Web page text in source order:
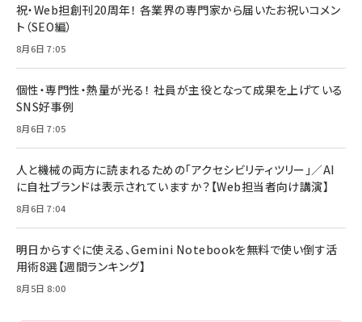
祝・Web担創刊20周年！ 各業界の専門家から届いたお祝いコメン
ト（SEO編）
8月6日 7:05
個性・専門性・熱量が光る！ 社員が主役となって成果を上げている
SNS好事例
8月6日 7:05
人と機械の両方に読まれるための「アクセシビリティツリー」／AI
に自社ブランドは表示されていますか？【Web担当者向け講演】
8月6日 7:04
明日からすぐに使える、Gemini Notebookを無料で使い倒す活
用術8選【週間ランキング】
8月5日 8:00